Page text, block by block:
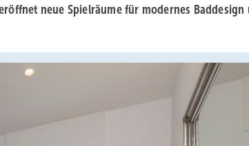
neue Spielräume für modernes Baddesign